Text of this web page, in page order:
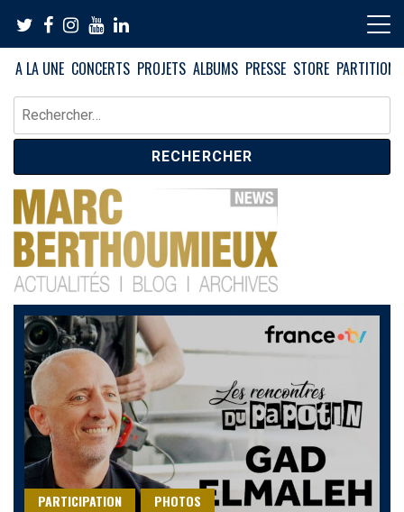
content
A LA UNE CONCERTS PROJETS ALBUMS PRESSE STORE PARTITIONS
Rechercher :
Blog Marc Berthoumieux
News – Blog – Archives
PARTICIPATION
PHOTOS